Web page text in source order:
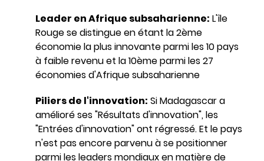
Leader en Afrique subsaharienne: L'île
Rouge se distingue en étant la 2ème
économie la plus innovante parmi les 10 pays
à faible revenu et la 10ème parmi les 27
économies d'Afrique subsaharienne
Piliers de l'innovation: Si Madagascar a
amélioré ses "Résultats d'innovation", les
"Entrées d'innovation" ont régressé. Et le pays
n'est pas encore parvenu à se positionner
parmi les leaders mondiaux en matière de